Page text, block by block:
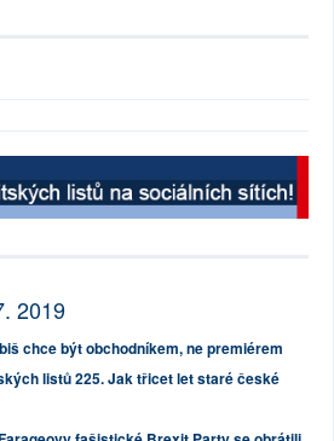
2019
chce být obchodníkem, ne premiérem
listů 225. Jak třicet let staré české